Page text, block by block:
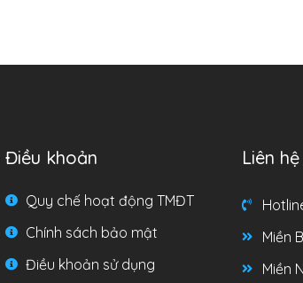
Điều khoản
Quy chế hoạt động TMĐT
Chính sách bảo mật
Điều khoản sử dụng
Liên hệ
Miền
Miền